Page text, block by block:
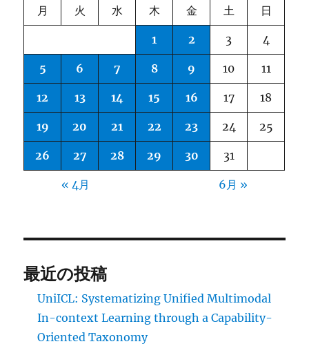
月 火 水 木 金 土 日
1 2 3 4
5 6 7 8 9 10 11
12 13 14 15 16 17 18
19 20 21 22 23 24 25
26 27 28 29 30 31
« 4月 6月 »
最近の投稿
UniICL: Systematizing Unified Multimodal
In-context Learning through a Capability-
Oriented Taxonomy